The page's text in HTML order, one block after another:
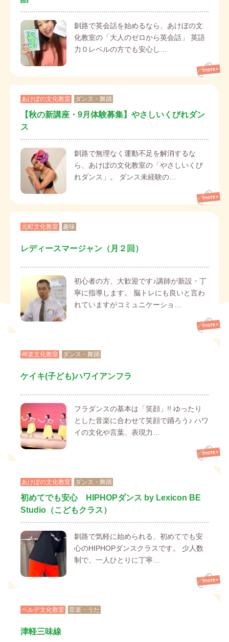
釧路で英会話を始めるなら、あけぼの文
化教室の「大人のゼロから英会話」 英語
力０レベルの方でも安心し…
あけぼの文化教室 ダンス・舞踊
【秋の新講座・9月体験募集】やさしいくびれダン
ス
釧路で無理なく運動不足を解消するな
ら、あけぼの文化教室の「やさしいくび
れダンス」。 ダンス未経験の…
元町文化教室 趣味
レディースマージャン（月２回）
初心者の方、大歓迎です♪講師が新設・丁
寧に指導します。 脳トレにも良いと言わ
れていますがコミュニケーショ…
神楽文化教室 ダンス・舞踊
ケイキ(子ども)ハワイアンフラ
フラダンスの基本は「笑顔」!! ゆったり
とした音楽に合わせて笑顔で踊ろう♪ ハワ
イの文化や言葉、表現力…
あけぼの文化教室 ダンス・舞踊
初めてでも安心 HIPHOPダンス by Lexicon BE
Studio（こどもクラス）
釧路で気軽に始められる、初めてでも安
心のHIPHOPダンスクラスです。 少人数
制で、一人ひとりに丁寧…
ベルデ文化教室 音楽・うた
津軽三味線